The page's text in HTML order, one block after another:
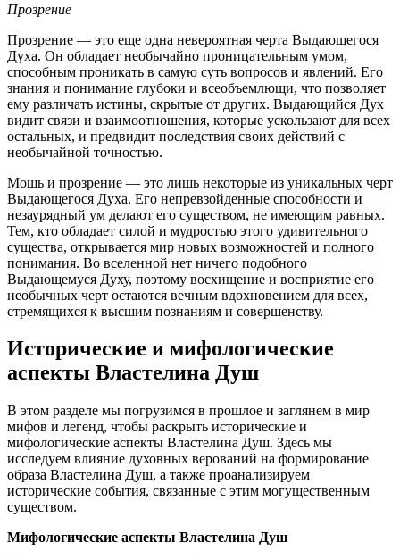
Прозрение
Прозрение — это еще одна невероятная черта Выдающегося
Духа. Он обладает необычайно проницательным умом,
способным проникать в самую суть вопросов и явлений. Его
знания и понимание глубоки и всеобъемлющи, что позволяет
ему различать истины, скрытые от других. Выдающийся Дух
видит связи и взаимоотношения, которые ускользают для всех
остальных, и предвидит последствия своих действий с
необычайной точностью.
Мощь и прозрение — это лишь некоторые из уникальных черт
Выдающегося Духа. Его непревзойденные способности и
незаурядный ум делают его существом, не имеющим равных.
Тем, кто обладает силой и мудростью этого удивительного
существа, открывается мир новых возможностей и полного
понимания. Во вселенной нет ничего подобного
Выдающемуся Духу, поэтому восхищение и восприятие его
необычных черт остаются вечным вдохновением для всех,
стремящихся к высшим познаниям и совершенству.
Исторические и мифологические
аспекты Властелина Душ
В этом разделе мы погрузимся в прошлое и заглянем в мир
мифов и легенд, чтобы раскрыть исторические и
мифологические аспекты Властелина Душ. Здесь мы
исследуем влияние духовных верований на формирование
образа Властелина Душ, а также проанализируем
исторические события, связанные с этим могущественным
существом.
Мифологические аспекты Властелина Душ